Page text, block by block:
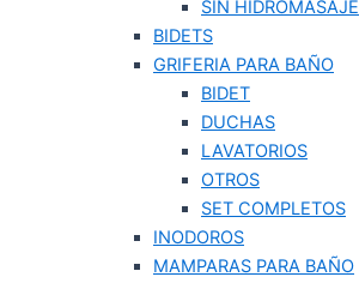
SIN HIDROMASAJE
BIDETS
GRIFERIA PARA BAÑO
BIDET
DUCHAS
LAVATORIOS
OTROS
SET COMPLETOS
INODOROS
MAMPARAS PARA BAÑO